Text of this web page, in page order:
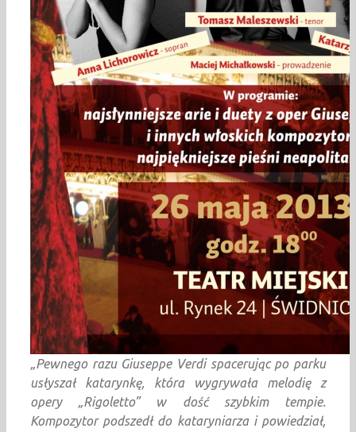
„Pewnego razu Giuseppe Verdi spacerując po parku
usłyszał katarynkę, która wygrywała melodię z
opery „Rigoletto” w dość szybkim tempie.
Kompozytor podszedł do kataryniarza i powiedział,